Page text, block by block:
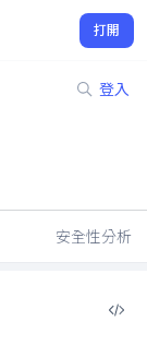
打開
登入
安全性分析